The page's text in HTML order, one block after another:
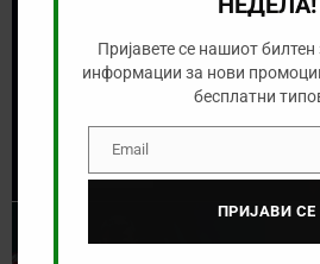
Се бараат
спортска
АВГУСТ 5, 2026
Пријавете се нашиот
информации за нови
бесплатни
EmailEmail
ПРИЈАВИ СЕ